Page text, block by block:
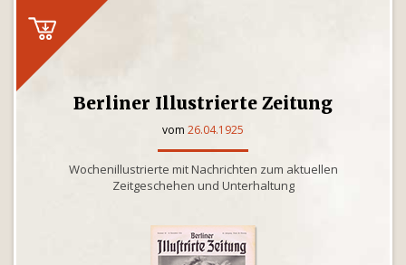
Berliner Illustrierte Zeitung
vom 26.04.1925
Wochenillustrierte mit Nachrichten zum aktuellen
Zeitgeschehen und Unterhaltung